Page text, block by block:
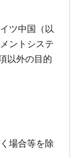
ツ中国（以
ントシステ
以外の目的
場合等を除